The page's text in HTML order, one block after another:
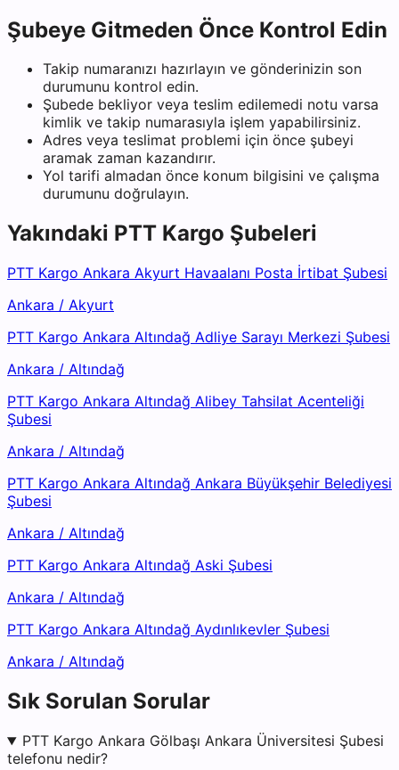
Şubeye Gitmeden Önce Kontrol Edin
Takip numaranızı hazırlayın ve gönderinizin son
durumunu kontrol edin.
Şubede bekliyor veya teslim edilemedi notu varsa
kimlik ve takip numarasıyla işlem yapabilirsiniz.
Adres veya teslimat problemi için önce şubeyi
aramak zaman kazandırır.
Yol tarifi almadan önce konum bilgisini ve çalışma
durumunu doğrulayın.
Yakındaki PTT Kargo Şubeleri
PTT Kargo Ankara Akyurt Havaalanı Posta İrtibat Şubesi
Ankara / Akyurt
PTT Kargo Ankara Altındağ Adliye Sarayı Merkezi Şubesi
Ankara / Altındağ
PTT Kargo Ankara Altındağ Alibey Tahsilat Acenteliği
Şubesi
Ankara / Altındağ
PTT Kargo Ankara Altındağ Ankara Büyükşehir Belediyesi
Şubesi
Ankara / Altındağ
PTT Kargo Ankara Altındağ Aski Şubesi
Ankara / Altındağ
PTT Kargo Ankara Altındağ Aydınlıkevler Şubesi
Ankara / Altındağ
Sık Sorulan Sorular
PTT Kargo Ankara Gölbaşı Ankara Üniversitesi Şubesi
telefonu nedir?